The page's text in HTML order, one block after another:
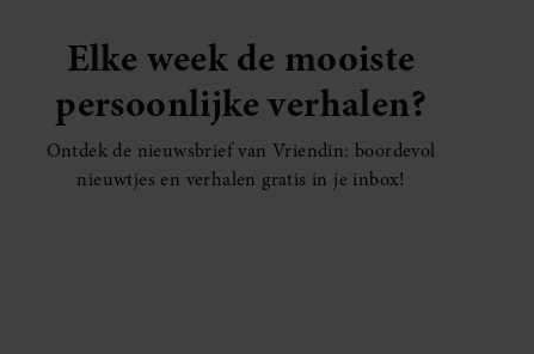
Elke week de mooiste
persoonlijke verhalen?
Ontdek de nieuwsbrief van Vriendin: boordevol
nieuwtjes en verhalen gratis in je inbox!